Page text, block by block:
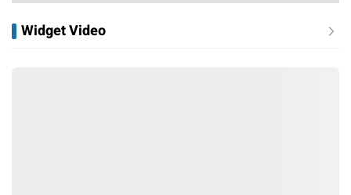
Widget Video